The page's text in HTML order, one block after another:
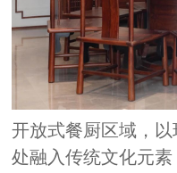
开放式餐厨区域，
处融入传统文化元